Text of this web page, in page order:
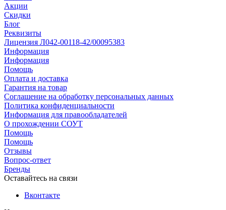
Акции
Скидки
Блог
Реквизиты
Лицензия Л042-00118-42/00095383
Информация
Информация
Помощь
Оплата и доставка
Гарантия на товар
Соглашение на обработку персональных данных
Политика конфиденциальности
Информация для правообладателей
О прохождении СОУТ
Помощь
Помощь
Отзывы
Вопрос-ответ
Бренды
Оставайтесь на связи
Вконтакте